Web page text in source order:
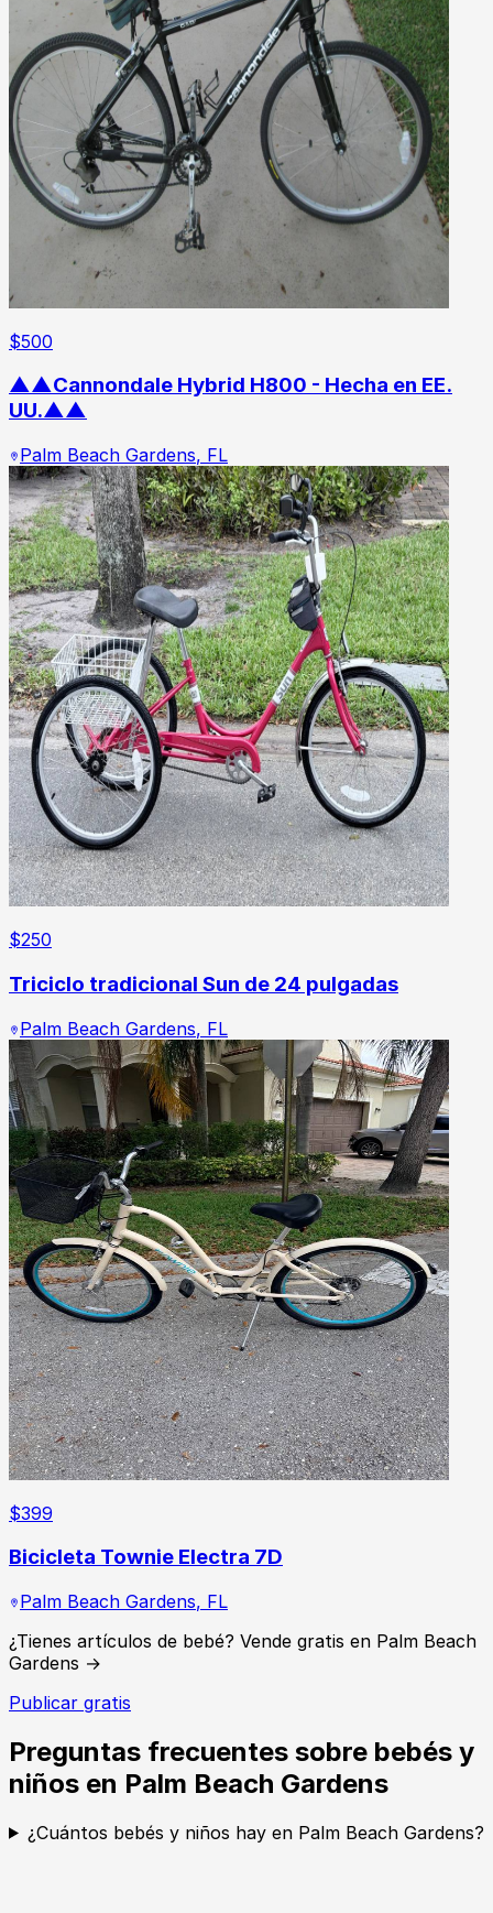
$500
▲▲Cannondale Hybrid H800 - Hecha en EE.
UU.▲▲
Palm Beach Gardens, FL
$250
Triciclo tradicional Sun de 24 pulgadas
Palm Beach Gardens, FL
$399
Bicicleta Townie Electra 7D
Palm Beach Gardens, FL
¿Tienes artículos de bebé? Vende gratis en Palm Beach
Gardens →
Publicar gratis
Preguntas frecuentes sobre bebés y
niños en Palm Beach Gardens
¿Cuántos bebés y niños hay en Palm Beach Gardens?